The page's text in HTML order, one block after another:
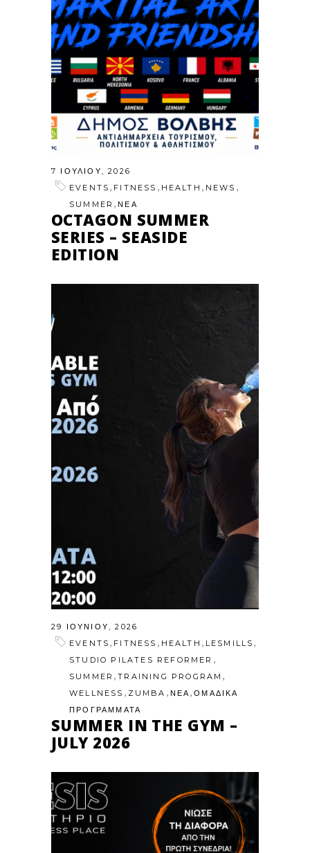
7 ΙΟΥΛΊΟΥ, 2026
EVENTS , FITNESS , HEALTH , NEWS ,
SUMMER ,ΝΕΑ
OCTAGON SUMMER
SERIES – SEASIDE
EDITION
29 ΙΟΥΝΊΟΥ, 2026
EVENTS
FITNESS HEALTH LESMILLS
STUDIO PILATES REFORMER
SUMMER ,TRAINING PROGRAM
WELLNESS ZUMBA ΝΕΑ ,ΟΜΑΔΙΚΑ
ΠΡΟΓΡΑΜΜΑΤΑ
SUMMER IN THE GYM –
JULY 2026